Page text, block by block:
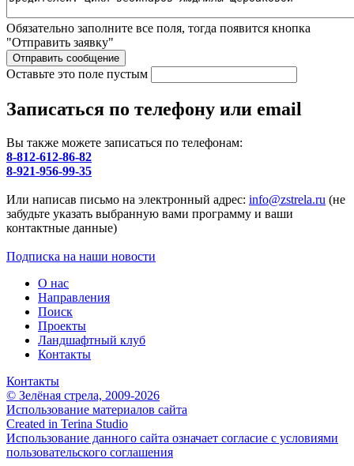
Обязательно заполните все поля, тогда появится кнопка
"Отправить заявку"
Оставьте это поле пустым
Записаться по телефону или email
Вы также можете записаться по телефонам:
8-812-612-86-82
8-921-956-99-35
Или написав письмо на электронный адрес: info@zstrela.ru (не
забудьте указать выбранную вами программу и ваши
контактные данные)
Подписка на наши новости
О нас
Направления
Поиск
Проекты
Ландшафтный клуб
Контакты
Контакты
© Зелёная стрела, 2009-2026
Использование материалов сайта
Created in Terina Studio
Использование данного сайта означает согласие с условиями
пользовательского соглашения